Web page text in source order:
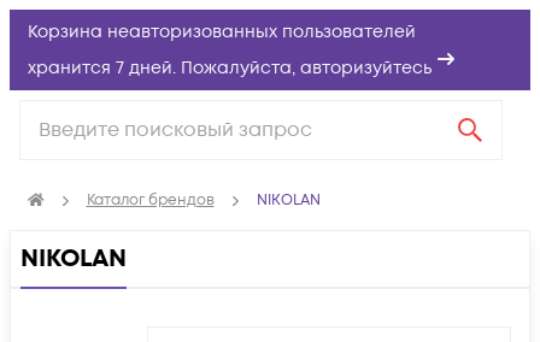
Корзина неавторизованных пользователей
хранится 7 дней. Пожалуйста, авторизуйтесь
Каталог брендов NIKOLAN
NIKOLAN